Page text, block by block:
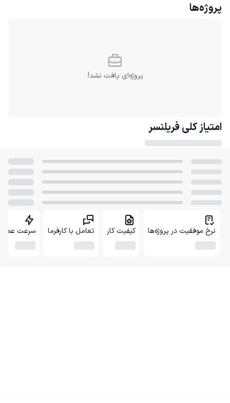
پروژه‌ها
پروژه‌ای یافت نشد!
امتیاز کلی فریلنسر
نرخ موفقیت در پروژه‌ها کیفیت کار تعامل با کارفرما سرعت عمل